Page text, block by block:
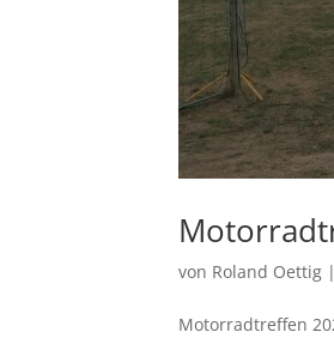
von Roland Oettig
Motorradtreffen